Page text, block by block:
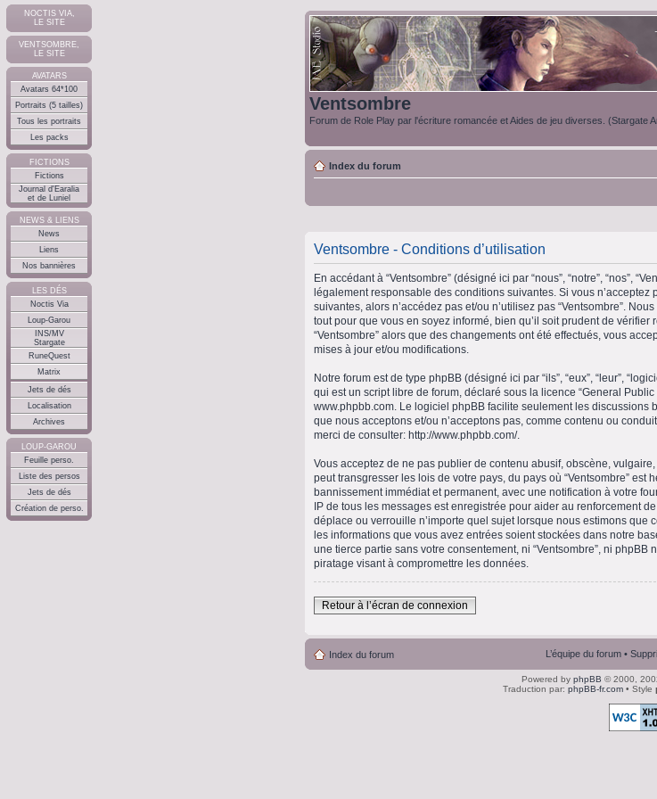
NOCTIS VIA,
LE SITE
VENTSOMBRE,
LE SITE
AVATARS
Avatars 64*100
Portraits (5 tailles)
Tous les portraits
Les packs
FICTIONS
Fictions
Journal d'Earalia
et de Luniel
NEWS & LIENS
News
Liens
Nos bannières
LES DÉS
Noctis Via
Loup-Garou
INS/MV
Stargate
RuneQuest
Matrix
Jets de dés
Localisation
Archives
LOUP-GAROU
Feuille perso.
Liste des persos
Jets de dés
Création de perso.
Ventsombre
Forum de Role Play par l'écriture romancée et Aides de jeu diverses. (Stargate
Index du forum
Ventsombre - Conditions d’utilisation
En accédant à “Ventsombre” (désigné ici par “nous”, “notre”, “nos”,
légalement responsable des conditions suivantes. Si vous
suivantes, alors n’accédez pas et/ou n’utilisez pas “Ventsombre”.
tout pour que vous en soyez informé, bien qu’il soit prudent de
“Ventsombre” alors que des changements ont été effectués, vous
mises à jour et/ou modifications.
Notre forum est de type phpBB (désigné ici par “ils”, “eux”, “leur”,
qui est un script libre de forum, déclaré sous la licence “General Public
www.phpbb.com . Le logiciel phpBB facilite seulement les
que nous acceptons et/ou n’acceptons pas, comme contenu ou
merci de consulter: http://www.phpbb.com/.
Vous acceptez de ne pas publier de contenu abusif, obscène,
peut transgresser les lois de votre pays, du pays où “Ventsombre”
bannissement immédiat et permanent, avec une notification à votre
IP de tous les messages est enregistrée pour aider au renforcement
déplace ou verrouille n’importe quel sujet lorsque nous estimons que
les informations que vous avez entrées soient stockées dans notre
une tierce partie sans votre consentement, ni “Ventsombre”, ni
piratage visant à compromettre les données.
Retour à l’écran de connexion
Index du forum L’équipe du forum •
Powered by phpBB © 2000,
Traduction par: phpBB-fr.com• Style